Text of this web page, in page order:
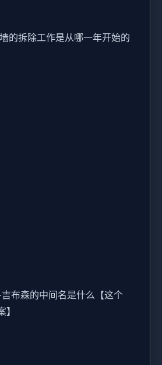
的拆除工作是从哪一年开始的
吉布森的中间名是什么【这个